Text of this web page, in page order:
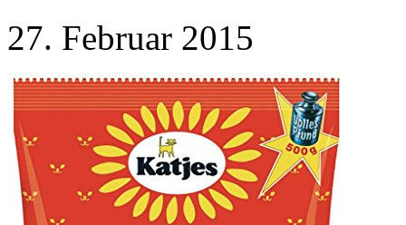
27. Februar 2015